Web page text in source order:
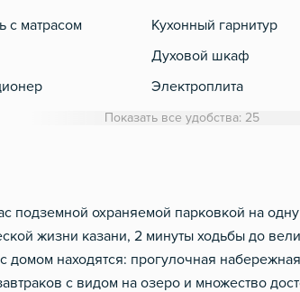
с матрасом Кухонный гарнитур
Духовой шкаф
Электроплита
Холодильник
Электрический чайник
Посуда
Столовые приборы
Показать все удобства: 25
подземной охраняемой парковкой на
жизни казани, 2 минуты ходьбы до
домом находятся: прогулочная
с видом на озеро и множество